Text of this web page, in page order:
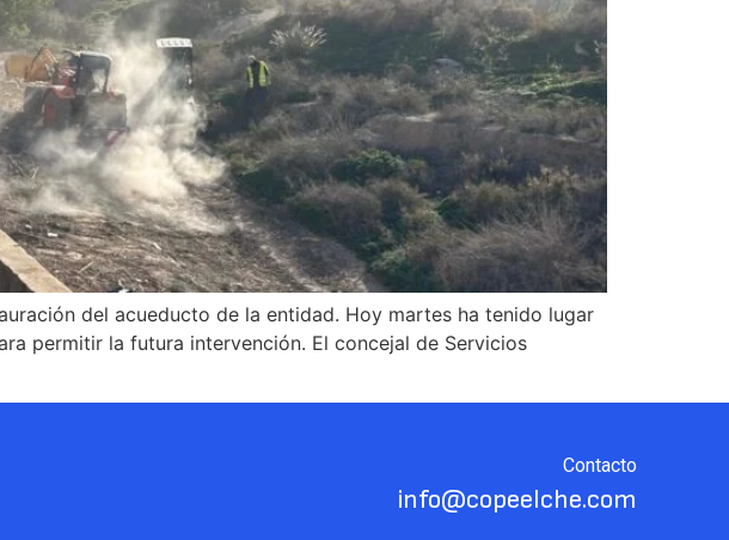
del acueducto de la entidad. Hoy martes ha tenido lugar
permitir la futura intervención. El concejal de Servicios
Contacto
info@copeelche.com